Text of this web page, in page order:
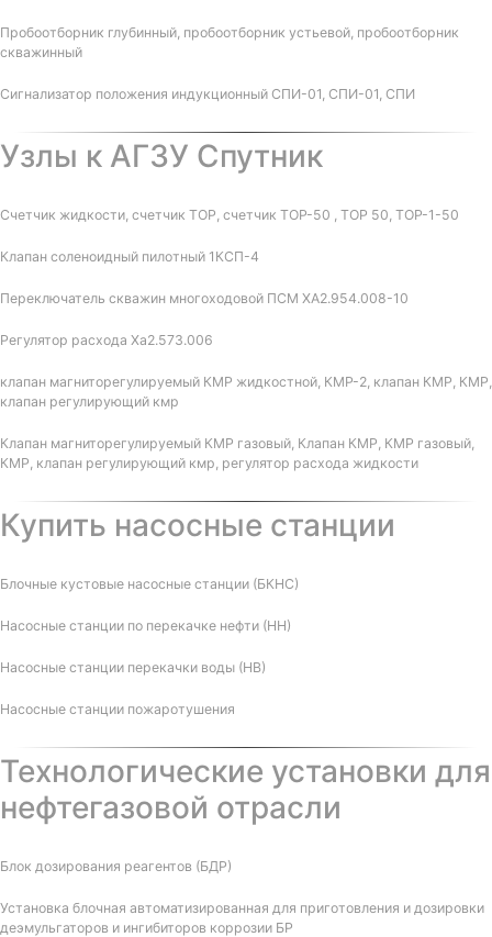
Пробоотборник глубинный, пробоотборник устьевой, пробоотборник
скважинный
Сигнализатор положения индукционный СПИ-01, СПИ-01, СПИ
Узлы к АГЗУ Спутник
Счетчик жидкости, счетчик ТОР, счетчик ТОР-50 , ТОР 50, ТОР-1-50
Клапан соленоидный пилотный 1КСП-4
Переключатель скважин многоходовой ПСМ ХА2.954.008-10
Регулятор расхода Ха2.573.006
клапан магниторегулируемый КМР жидкостной, КМР-2, клапан КМР, КМР,
клапан регулирующий кмр
Клапан магниторегулируемый КМР газовый, Клапан КМР, КМР газовый,
КМР, клапан регулирующий кмр, регулятор расхода жидкости
Купить насосные станции
Блочные кустовые насосные станции (БКНС)
Насосные станции по перекачке нефти (НН)
Насосные станции перекачки воды (НВ)
Насосные станции пожаротушения
Технологические установки для
нефтегазовой отрасли
Блок дозирования реагентов (БДР)
Установка блочная автоматизированная для приготовления и дозировки
деэмульгаторов и ингибиторов коррозии БР